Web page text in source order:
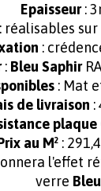
Epaisseur:
réalisables sur
:
: Bleu Saphir
: Mat
de livraison :
plaque
au M² :
l'effet
verre Bleu